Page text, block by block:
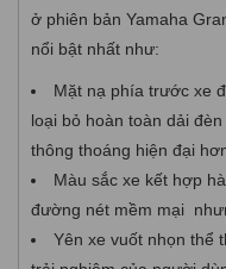
ở phiên bản Yamaha
nổi bật nhất như:
Mặt nạ phía trước xe
loại bỏ hoàn toàn dải
thông thoáng hiện đại
Màu sắc xe kết hợp
đường nét mềm mại
Yên xe vuốt nhọn thể